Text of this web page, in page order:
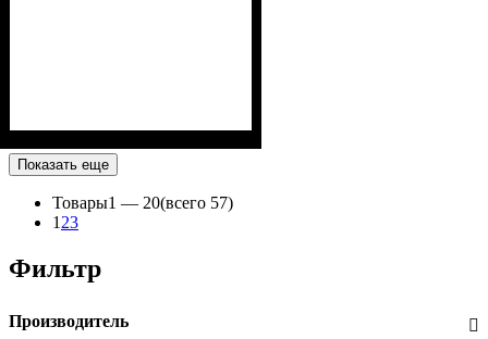
Показать еще
Товары1 — 20(всего 57)
1 23
Фильтр
Производитель